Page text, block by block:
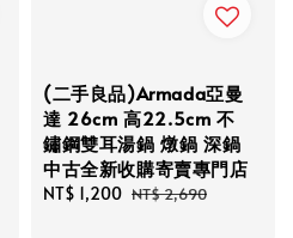
Regular
(二手良品)Armada亞曼
達 26cm 高22.5cm 不
鏽鋼雙耳湯鍋 燉鍋 深鍋
中古全新收購寄賣專門店
Sale
NT$ 1,200 Regular
NT$ 2,690